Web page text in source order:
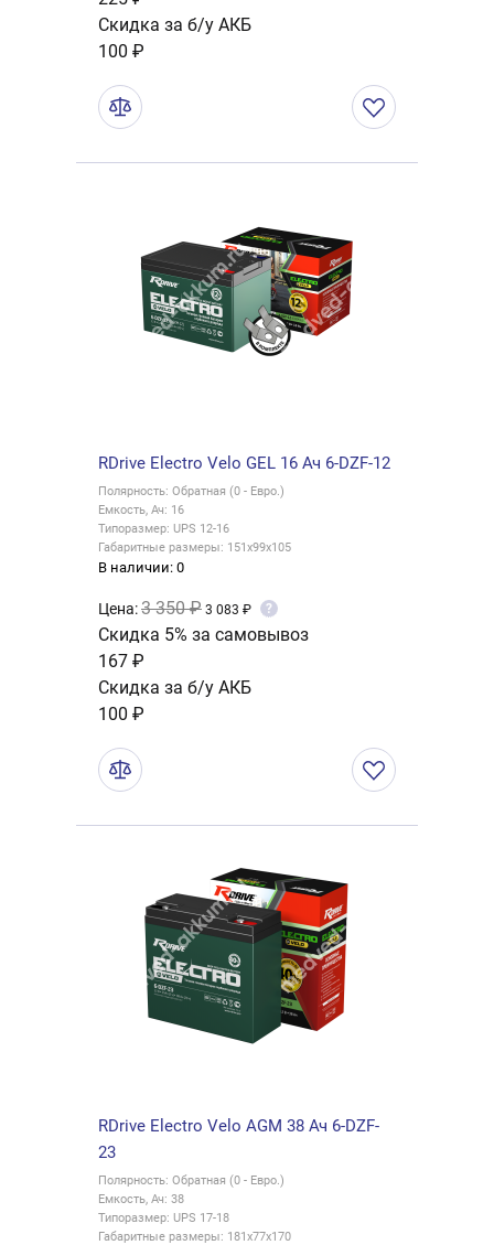
Скидка за б/у АКБ
100 ₽
RDrive Electro Velo GEL 16 Ач 6-DZF-12
Полярность: Обратная (0 - Евро.)
Емкость, Ач: 16
Типоразмер: UPS 12-16
Габаритные размеры: 151x99x105
В наличии: 0
Цена:3 350 ₽ 3 083 ₽ ?
Скидка 5% за самовывоз
167 ₽
Скидка за б/у АКБ
100 ₽
RDrive Electro Velo AGM 38 Ач 6-DZF-
23
Полярность: Обратная (0 - Евро.)
Емкость, Ач: 38
Типоразмер: UPS 17-18
Габаритные размеры: 181x77x170